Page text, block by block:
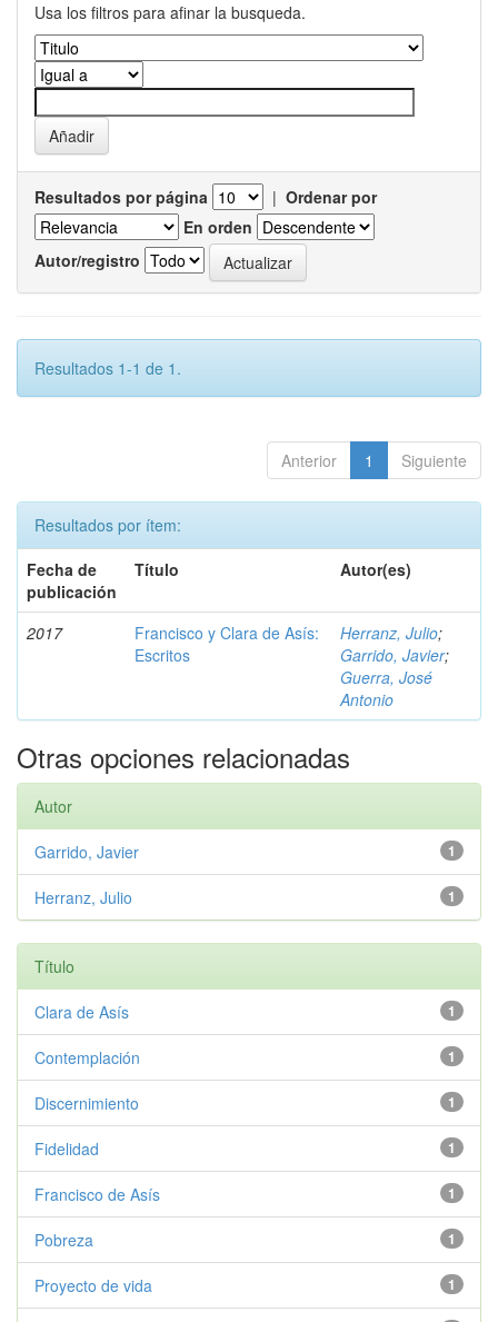
Usa los filtros para afinar la busqueda.
Resultados por página | Ordenar por
En orden
Autor/registro
Resultados 1-1 de 1.
Anterior 1 Siguiente
Resultados por ítem:
Fecha de
publicación
Título Autor(es)
2017
Francisco y Clara de Asís:
Escritos
Herranz, Julio;
Garrido, Javier;
Guerra, José
Antonio
Otras opciones relacionadas
Autor
1
Garrido, Javier
1
Herranz, Julio
Título
1
Clara de Asís
1
Contemplación
1
Discernimiento
1
Fidelidad
1
Francisco de Asís
1
Pobreza
1
Proyecto de vida